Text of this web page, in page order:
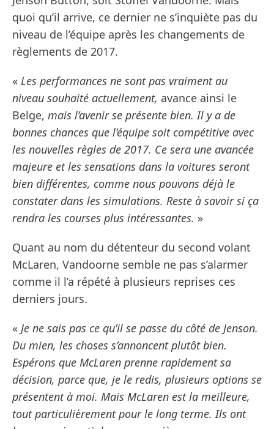
quoi qu’il arrive, ce dernier ne s’inquiète pas du
niveau de l’équipe après les changements de
règlements de 2017.
« Les performances ne sont pas vraiment au
niveau souhaité actuellement, avance ainsi le
Belge, mais l’avenir se présente bien. Il y a de
bonnes chances que l’équipe soit compétitive avec
les nouvelles règles de 2017. Ce sera une avancée
majeure et les sensations dans la voitures seront
bien différentes, comme nous pouvons déjà le
constater dans les simulations. Reste à savoir si ça
rendra les courses plus intéressantes. »
Quant au nom du détenteur du second volant
McLaren, Vandoorne semble ne pas s’alarmer
comme il l’a répété à plusieurs reprises ces
derniers jours.
« Je ne sais pas ce qu’il se passe du côté de Jenson.
Du mien, les choses s’annoncent plutôt bien.
Espérons que McLaren prenne rapidement sa
décision, parce que, je le redis, plusieurs options se
présentent à moi. Mais McLaren est la meilleure,
tout particulièrement pour le long terme. Ils ont